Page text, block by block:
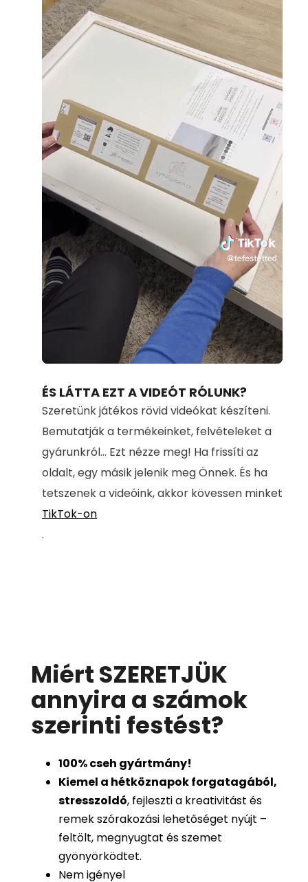
Loaded:
71.00%
ÉS LÁTTA EZT A VIDEÓT RÓLUNK?
Szeretünk játékos rövid videókat készíteni.
Bemutatják a termékeinket, felvételeket a
gyárunkról... Ezt nézze meg! Ha frissíti az
oldalt, egy másik jelenik meg Önnek. És ha
tetszenek a videóink, akkor kövessen minket
TikTok-on
.
Miért SZERETJÜK
annyira a számok
szerinti festést?
100%cseh gyártmány!
Kiemel a hétköznapok forgatagából,
stresszoldó, fejleszti a kreativitást és
remek szórakozási lehetőséget nyújt –
feltölt, megnyugtat és szemet
gyönyörködtet.
Nem igényel